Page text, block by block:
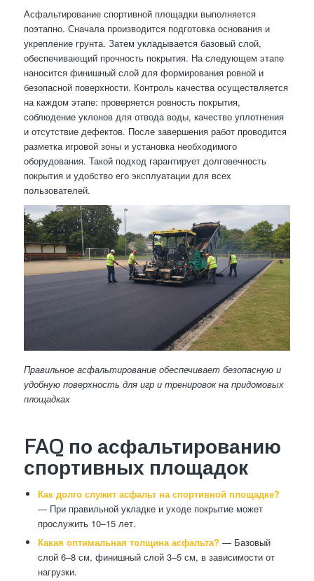
Асфальтирование спортивной площадки выполняется
поэтапно. Сначала производится подготовка основания и
укрепление грунта. Затем укладывается базовый слой,
обеспечивающий прочность покрытия. На следующем этапе
наносится финишный слой для формирования ровной и
безопасной поверхности. Контроль качества осуществляется
на каждом этапе: проверяется ровность покрытия,
соблюдение уклонов для отвода воды, качество уплотнения
и отсутствие дефектов. После завершения работ проводится
разметка игровой зоны и установка необходимого
оборудования. Такой подход гарантирует долговечность
покрытия и удобство его эксплуатации для всех
пользователей.
Правильное асфальтирование обеспечивает безопасную и
удобную поверхность для игр и тренировок на придомовых
площадках
FAQ по асфальтированию
спортивных площадок
Как долго служит асфальт на спортивной площадке?
— При правильной укладке и уходе покрытие может
прослужить 10–15 лет.
Какая оптимальная толщина асфальта? — Базовый
слой 6–8 см, финишный слой 3–5 см, в зависимости от
нагрузки.